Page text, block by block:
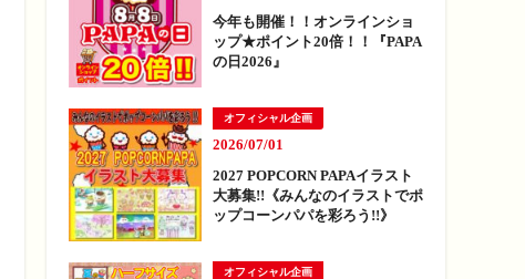
今年も開催！！オンラインショ
ップ★ポイント20倍！！『PAPA
の日2026』
オフィシャル企画
2026/07/01
2027 POPCORN PAPAイラスト
大募集!!《みんなのイラストでポ
ップコーンパパを彩ろう!!》
オフィシャル企画